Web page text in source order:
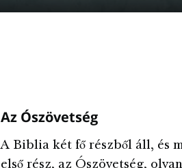
Az Ószövetség
A Biblia két fő részből áll, és
első rész, az Ószövetség,